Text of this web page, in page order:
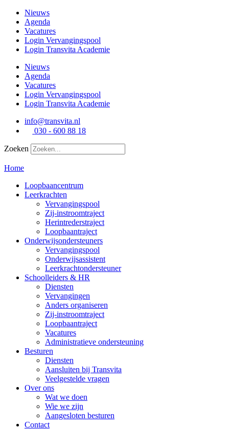
naar
inhoud
Nieuws
Agenda
Vacatures
Login Vervangingspool
Login Transvita Academie
Nieuws
Agenda
Vacatures
Login Vervangingspool
Login Transvita Academie
info@transvita.nl
030 - 600 88 18
Zoeken
Home
Loopbaancentrum
Leerkrachten
Vervangingspool
Zij-instroomtraject
Herintrederstraject
Loopbaantraject
Onderwijsondersteuners
Vervangingspool
Onderwijsassistent
Leerkrachtondersteuner
Schoolleiders & HR
Diensten
Vervangingen
Anders organiseren
Zij-instroomtraject
Loopbaantraject
Vacatures
Administratieve ondersteuning
Besturen
Diensten
Aansluiten bij Transvita
Veelgestelde vragen
Over ons
Wat we doen
Wie we zijn
Aangesloten besturen
Contact